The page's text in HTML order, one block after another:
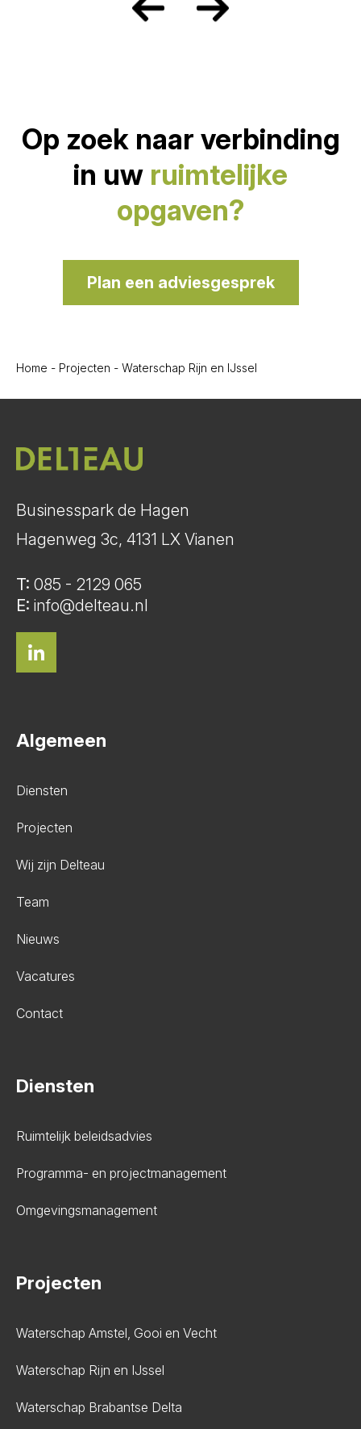
Op zoek naar verbinding
in uw ruimtelijke
opgaven?
Plan een adviesgesprek
Home - Projecten - Waterschap Rijn en IJssel
Businesspark de Hagen
Hagenweg 3c, 4131 LX Vianen
T: 085 - 2129 065
E: info@delteau.nl
Algemeen
Diensten
Projecten
Wij zijn Delteau
Team
Nieuws
Vacatures
Contact
Diensten
Ruimtelijk beleidsadvies
Programma- en projectmanagement
Omgevingsmanagement
Projecten
Waterschap Amstel, Gooi en Vecht
Waterschap Rijn en IJssel
Waterschap Brabantse Delta